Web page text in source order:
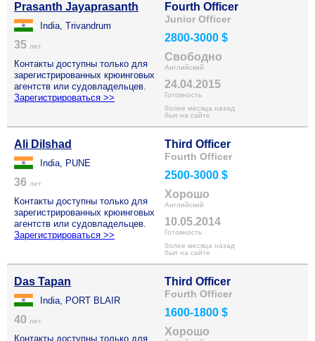
Prasanth Jayaprasanth
India, Trivandrum
35 лет
Контакты доступны только для
зарегистрированных крюинговых
агентств или судовладельцев.
Зарегистрироваться >>
Fourth Officer
Junior Officer
2800-3000 $
Свободно
Английский
24.04.2015
Готовность
более месяца назад
был на сайте
Ali Dilshad
India, PUNE
36 лет
Контакты доступны только для
зарегистрированных крюинговых
агентств или судовладельцев.
Зарегистрироваться >>
Third Officer
Fourth Officer
2500-3000 $
Хорошо
Английский
10.05.2014
Готовность
более месяца назад
был на сайте
Das Tapan
India, PORT BLAIR
40 лет
Контакты доступны только для
Third Officer
Fourth Officer
1600-1800 $
Хорошо